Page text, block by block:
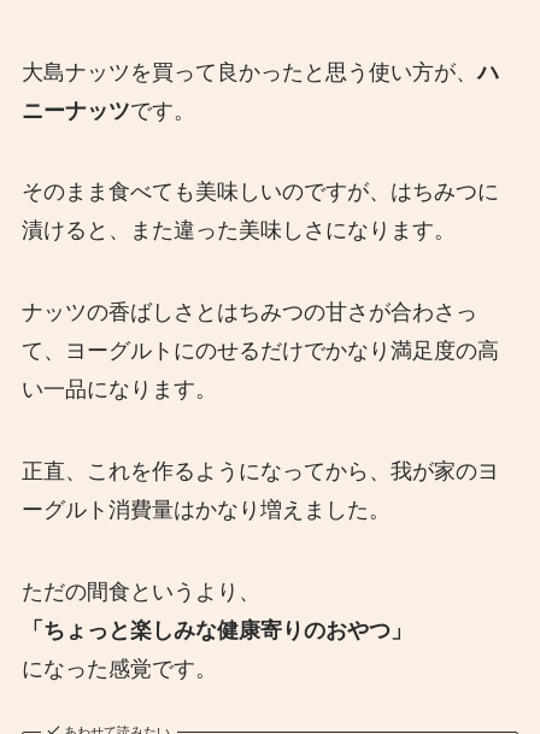
大島ナッツを買って良かったと思う使い方が、ハ
ニーナッツです。
そのまま食べても美味しいのですが、はちみつに
漬けると、また違った美味しさになります。
ナッツの香ばしさとはちみつの甘さが合わさっ
て、ヨーグルトにのせるだけでかなり満足度の高
い一品になります。
正直、これを作るようになってから、我が家のヨ
ーグルト消費量はかなり増えました。
ただの間食というより、
「ちょっと楽しみな健康寄りのおやつ」
になった感覚です。